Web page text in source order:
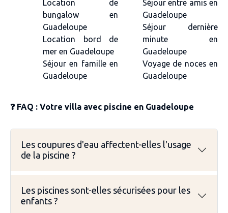
Location de
bungalow en
Guadeloupe
Location bord de
mer en Guadeloupe
Séjour en famille en
Guadeloupe
Séjour entre amis en
Guadeloupe
Séjour dernière
minute en
Guadeloupe
Voyage de noces en
Guadeloupe
❓ FAQ : Votre villa avec piscine en Guadeloupe
Les coupures d'eau affectent-elles l'usage
de la piscine ?
Les piscines sont-elles sécurisées pour les
enfants ?